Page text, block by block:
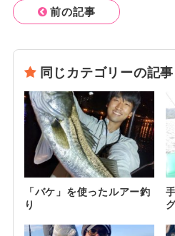
前の記事
同じカテゴリーの記事
「バケ」を使ったルアー釣
り